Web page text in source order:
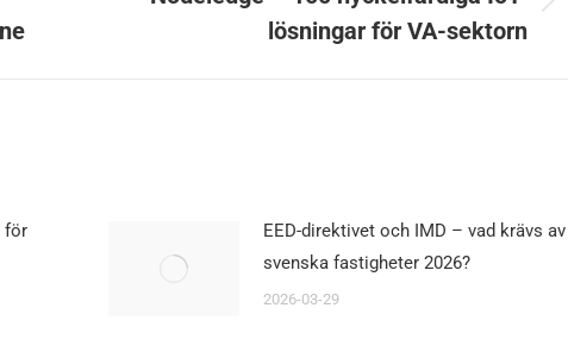
lösningar för VA-sektorn
för
EED-direktivet och IMD – vad krävs av
svenska fastigheter 2026?
2026-03-29